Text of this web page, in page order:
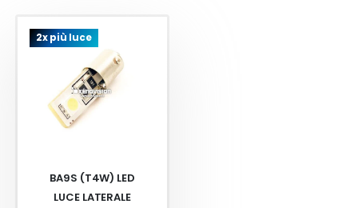
2x più luce
BA9S (T4W) LED
LUCE LATERALE